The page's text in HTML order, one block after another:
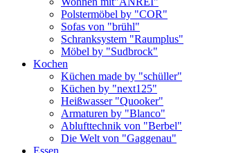
Polstermöbel by "COR"
Sofas von "brühl"
Schranksystem "Raumplus"
Möbel by "Sudbrock"
Kochen
Küchen made by "schüller"
Küchen by "next125"
Heißwasser "Quooker"
Armaturen by "Blanco"
Ablufttechnik von "Berbel"
Die Welt von "Gaggenau"
Essen